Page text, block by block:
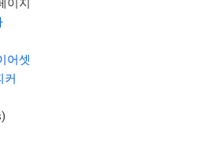
호(영덕동,흥덕IT밸리)
ALL RIGHTS RESEVED
어셋
커